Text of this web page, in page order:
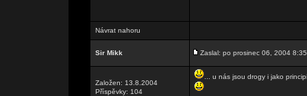
Návrat nahoru
Sir Mikk Zaslal: po prosinec 06, 2004 8:35
Založen: 13.8.2004
Příspěvky: 104
... u nás jsou drogy i jako